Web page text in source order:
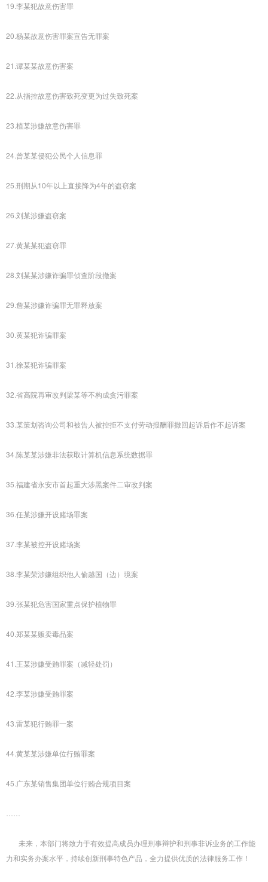
19.李某犯故意伤害罪
20.杨某故意伤害罪案宣告无罪案
21.谭某某故意伤害案
22.从指控故意伤害致死变更为过失致死案
23.植某涉嫌故意伤害罪
24.曾某某侵犯公民个人信息罪
25.刑期从10年以上直接降为4年的盗窃案
26.刘某涉嫌盗窃案
27.黄某某犯盗窃罪
28.刘某某涉嫌诈骗罪侦查阶段撤案
29.詹某涉嫌诈骗罪无罪释放案
30.黄某犯诈骗罪案
31.徐某犯诈骗罪案
32.省高院再审改判梁某等不构成贪污罪案
33.某策划咨询公司和被告人被控拒不支付劳动报酬罪撒回起诉后作不起诉案
34.陈某某涉嫌非法获取计算机信息系统数据罪
35.福建省永安市首起重大涉黑案件二审改判案
36.任某涉嫌开设赌场罪案
37.李某被控开设赌场案
38.李某荣涉嫌组织他人偷越国（边）境案
39.张某犯危害国家重点保护植物罪
40.郑某某贩卖毒品案
41.王某涉嫌受贿罪案（减轻处罚）
42.李某涉嫌受贿罪案
43.雷某犯行贿罪一案
44.黄某某涉嫌单位行贿罪案
45.广东某销售集团单位行贿合规项目案
未来，本部门将致力于有效提高成员办理刑事辩护和刑事非诉业务的工作能
力和实务办案水平，持续创新刑事特色产品，全力提供优质的法律服务工作！